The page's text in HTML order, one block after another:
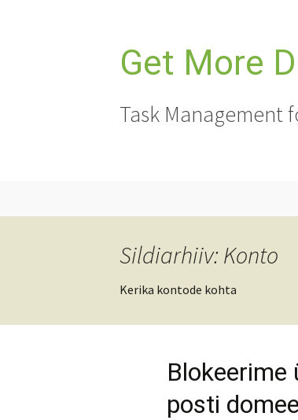
Get More
Task Management
Sildiarhiiv: Konto
Kerika kontode kohta
posti